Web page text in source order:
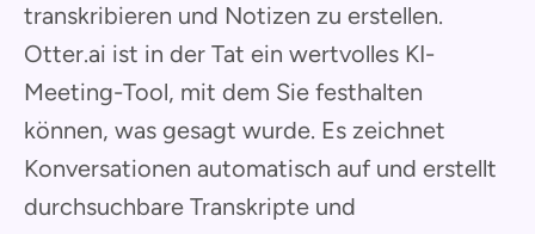
transkribieren und Notizen zu erstellen.
Otter.ai ist in der Tat ein wertvolles KI-
Meeting-Tool, mit dem Sie festhalten
können, was gesagt wurde. Es zeichnet
Konversationen automatisch auf und erstellt
durchsuchbare Transkripte und